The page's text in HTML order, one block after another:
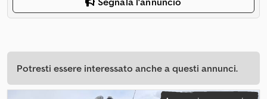
Potresti essere interessato anche a questi annunci.